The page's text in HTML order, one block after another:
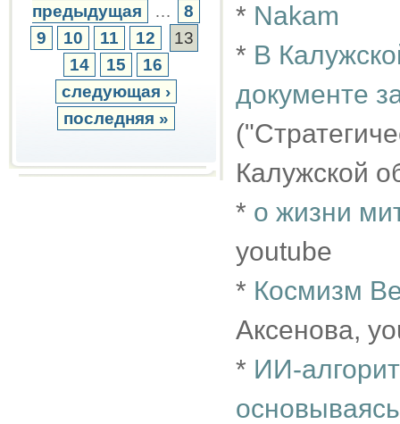
предыдущая
…
8
9
10 11 12
13
14
15
16
следующая ›
последняя »
* Nakam
* В
документе
Калужской
* о жизни
youtube
* Космизм
Аксенова,
* ИИ-